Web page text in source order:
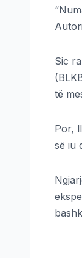
Sic
të
Por,
së iu